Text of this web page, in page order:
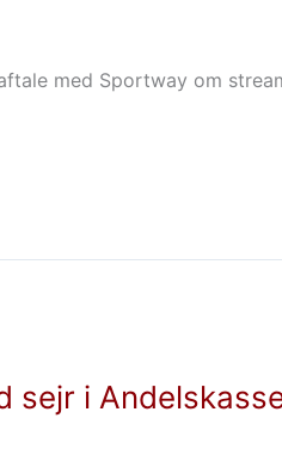
med Sportway om
sejr i